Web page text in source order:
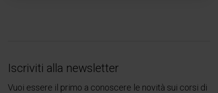
Iscriviti alla newsletter
Vuoi essere il primo a conoscere le novità sui corsi di